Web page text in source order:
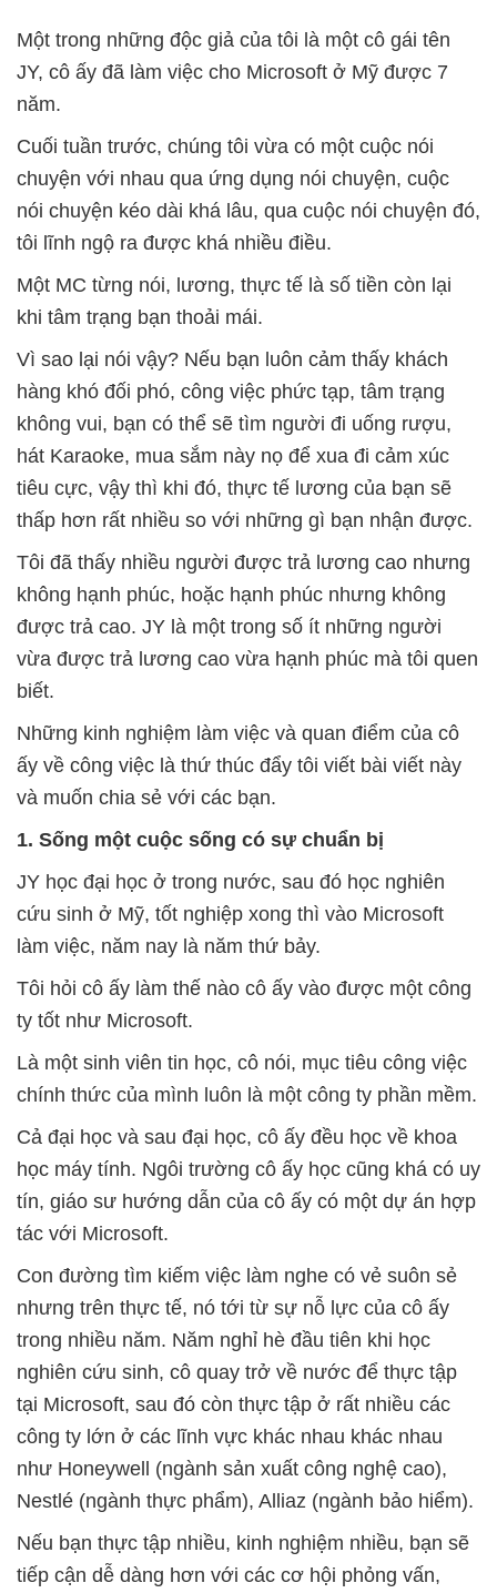
Một trong những độc giả của tôi là một cô gái tên
JY, cô ấy đã làm việc cho Microsoft ở Mỹ được 7
năm.
Cuối tuần trước, chúng tôi vừa có một cuộc nói
chuyện với nhau qua ứng dụng nói chuyện, cuộc
nói chuyện kéo dài khá lâu, qua cuộc nói chuyện đó,
tôi lĩnh ngộ ra được khá nhiều điều.
Một MC từng nói, lương, thực tế là số tiền còn lại
khi tâm trạng bạn thoải mái.
Vì sao lại nói vậy? Nếu bạn luôn cảm thấy khách
hàng khó đối phó, công việc phức tạp, tâm trạng
không vui, bạn có thể sẽ tìm người đi uống rượu,
hát Karaoke, mua sắm này nọ để xua đi cảm xúc
tiêu cực, vậy thì khi đó, thực tế lương của bạn sẽ
thấp hơn rất nhiều so với những gì bạn nhận được.
Tôi đã thấy nhiều người được trả lương cao nhưng
không hạnh phúc, hoặc hạnh phúc nhưng không
được trả cao. JY là một trong số ít những người
vừa được trả lương cao vừa hạnh phúc mà tôi quen
biết.
Những kinh nghiệm làm việc và quan điểm của cô
ấy về công việc là thứ thúc đẩy tôi viết bài viết này
và muốn chia sẻ với các bạn.
1. Sống một cuộc sống có sự chuẩn bị
JY học đại học ở trong nước, sau đó học nghiên
cứu sinh ở Mỹ, tốt nghiệp xong thì vào Microsoft
làm việc, năm nay là năm thứ bảy.
Tôi hỏi cô ấy làm thế nào cô ấy vào được một công
ty tốt như Microsoft.
Là một sinh viên tin học, cô nói, mục tiêu công việc
chính thức của mình luôn là một công ty phần mềm.
Cả đại học và sau đại học, cô ấy đều học về khoa
học máy tính. Ngôi trường cô ấy học cũng khá có uy
tín, giáo sư hướng dẫn của cô ấy có một dự án hợp
tác với Microsoft.
Con đường tìm kiếm việc làm nghe có vẻ suôn sẻ
nhưng trên thực tế, nó tới từ sự nỗ lực của cô ấy
trong nhiều năm. Năm nghỉ hè đầu tiên khi học
nghiên cứu sinh, cô quay trở về nước để thực tập
tại Microsoft, sau đó còn thực tập ở rất nhiều các
công ty lớn ở các lĩnh vực khác nhau khác nhau
như Honeywell (ngành sản xuất công nghệ cao),
Nestlé (ngành thực phẩm), Alliaz (ngành bảo hiểm).
Nếu bạn thực tập nhiều, kinh nghiệm nhiều, bạn sẽ
tiếp cận dễ dàng hơn với các cơ hội phỏng vấn,